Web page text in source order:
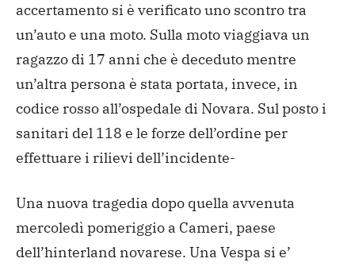
accertamento si è verificato uno scontro tra
un’auto e una moto. Sulla moto viaggiava un
ragazzo di 17 anni che è deceduto mentre
un’altra persona è stata portata, invece, in
codice rosso all’ospedale di Novara. Sul posto i
sanitari del 118 e le forze dell’ordine per
effettuare i rilievi dell’incidente-
Una nuova tragedia dopo quella avvenuta
mercoledì pomeriggio a Cameri, paese
dell’hinterland novarese. Una Vespa si e’